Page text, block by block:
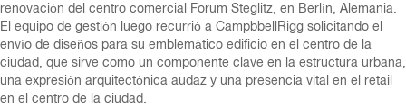
renovación del centro comercial Forum Steglitz, en Berlín, Alemania.
El equipo de gestión luego recurrió a CampbbellRigg solicitando el
envío de diseños para su emblemático edificio en el centro de la
ciudad, que sirve como un componente clave en la estructura urbana,
una expresión arquitectónica audaz y una presencia vital en el retail
en el centro de la ciudad.